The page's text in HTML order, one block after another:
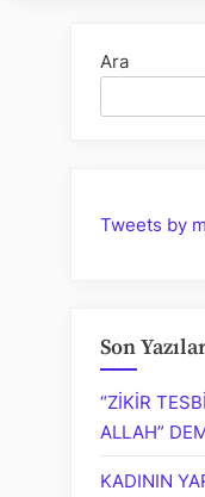
Ara
Tweets by
Son
“ZİKİR
ALLAH”
KADININ